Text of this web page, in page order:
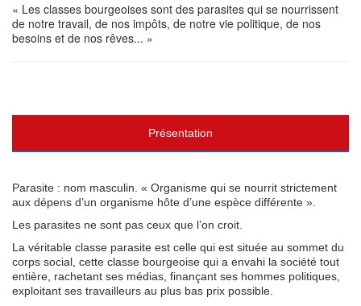
« Les classes bourgeoises sont des parasites qui se nourrissent
de notre travail, de nos impôts, de notre vie politique, de nos
besoins et de nos rêves... »
Présentation
Parasite : nom masculin. « Organisme qui se nourrit strictement
aux dépens d’un organisme hôte d’une espèce différente ».
Les parasites ne sont pas ceux que l’on croit.
La véritable classe parasite est celle qui est située au sommet du
corps social, cette classe bourgeoise qui a envahi la société tout
entière, rachetant ses médias, finançant ses hommes politiques,
exploitant ses travailleurs au plus bas prix possible.